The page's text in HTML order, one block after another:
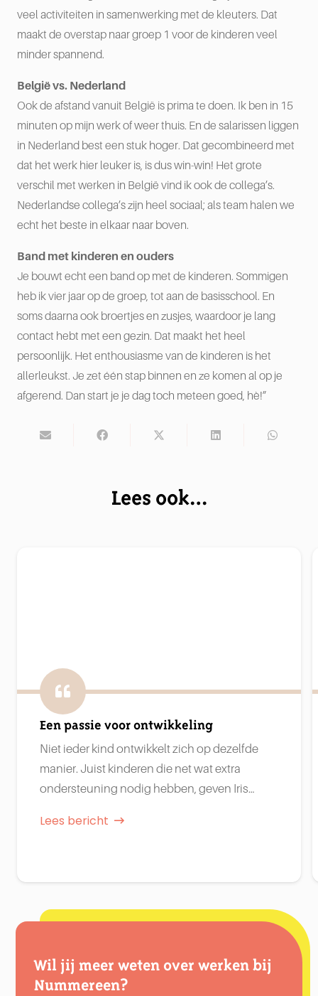
veel activiteiten in samenwerking met de kleuters. Dat
maakt de overstap naar groep 1 voor de kinderen veel
minder spannend.
België vs. Nederland
Ook de afstand vanuit België is prima te doen. Ik ben in 15
minuten op mijn werk of weer thuis. En de salarissen liggen
in Nederland best een stuk hoger. Dat gecombineerd met
dat het werk hier leuker is, is dus win-win! Het grote
verschil met werken in België vind ik ook de collega’s.
Nederlandse collega’s zijn heel sociaal; als team halen we
echt het beste in elkaar naar boven.
Band met kinderen en ouders
Je bouwt echt een band op met de kinderen. Sommigen
heb ik vier jaar op de groep, tot aan de basisschool. En
soms daarna ook broertjes en zusjes, waardoor je lang
contact hebt met een gezin. Dat maakt het heel
persoonlijk. Het enthousiasme van de kinderen is het
allerleukst. Je zet één stap binnen en ze komen al op je
afgerend. Dan start je je dag toch meteen goed, hè!”
Lees ook…
Een passie voor ontwikkeling
Niet ieder kind ontwikkelt zich op dezelfde
manier. Juist kinderen die net wat extra
ondersteuning nodig hebben, geven Iris…
Lees bericht
Wil jij meer weten over werken bij
Nummereen?